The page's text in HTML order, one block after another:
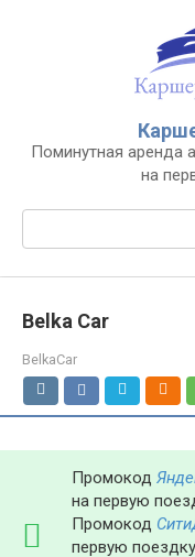
Поминутная аренда
на
Поиск:
Belka Car
BelkaCar
Промокод
на первую
Промокод
первую